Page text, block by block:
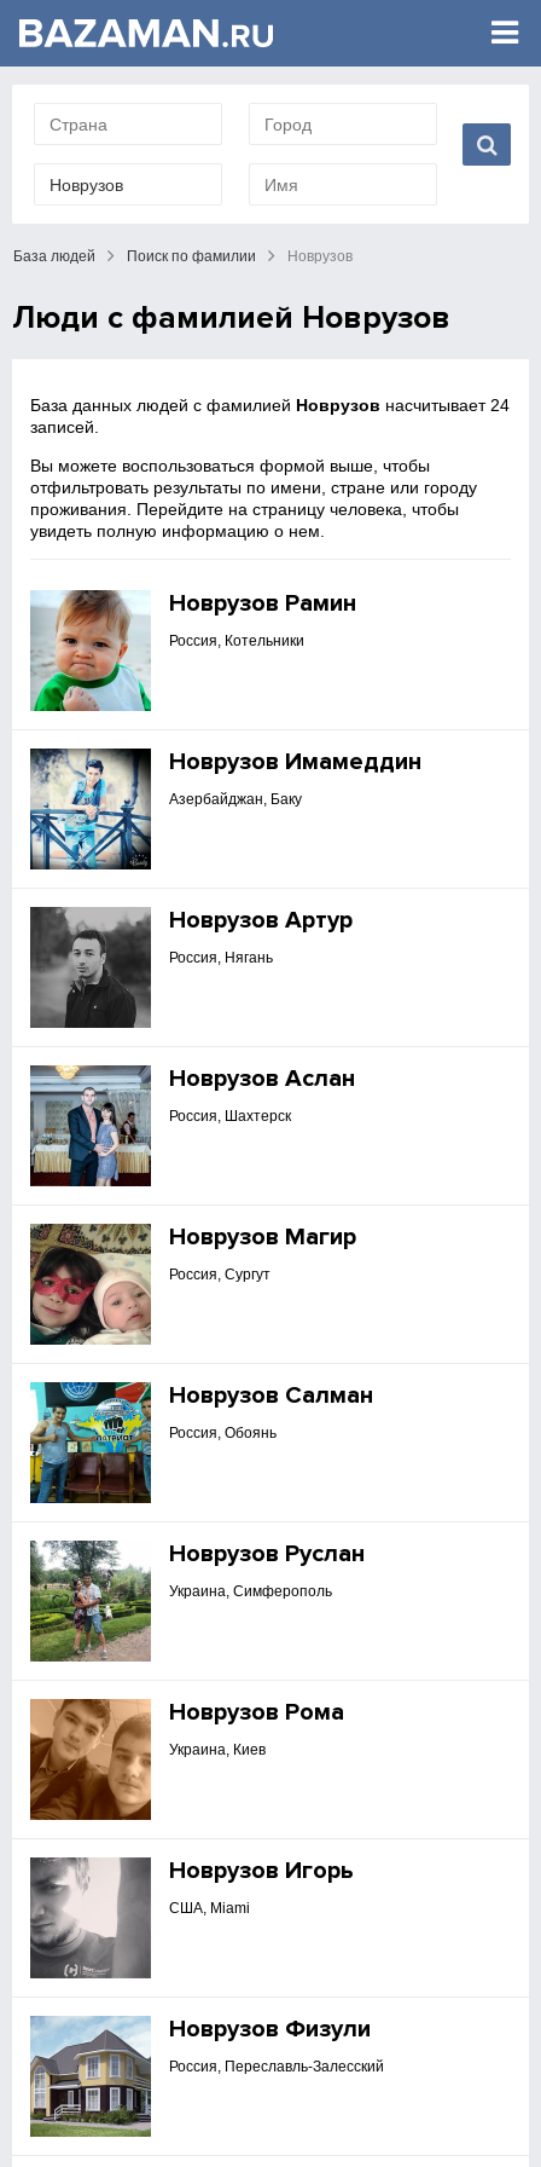
База людей Поиск по фамилии Новрузов
Люди с фамилией Новрузов
База данных людей с фамилией Новрузов насчитывает 24
записей.
Вы можете воспользоваться формой выше, чтобы
отфильтровать результаты по имени, стране или городу
проживания. Перейдите на страницу человека, чтобы
увидеть полную информацию о нем.
Новрузов Рамин
Россия, Котельники
Новрузов Имамеддин
Азербайджан, Баку
Новрузов Артур
Россия, Нягань
Новрузов Аслан
Россия, Шахтерск
Новрузов Магир
Россия, Сургут
Новрузов Салман
Россия, Обоянь
Новрузов Руслан
Украина, Симферополь
Новрузов Рома
Украина, Киев
Новрузов Игорь
США, Miami
Новрузов Физули
Россия, Переславль-Залесский